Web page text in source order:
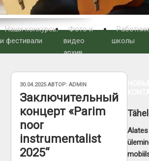
Наши конкурсы
и фестивали
Фото и
видео
архив
школы
ОПУБЛИКОВАНО
30.04.2025АВТОР:ADMIN
Заключительный
концерт «Parim
noor
instrumentalist
2025“